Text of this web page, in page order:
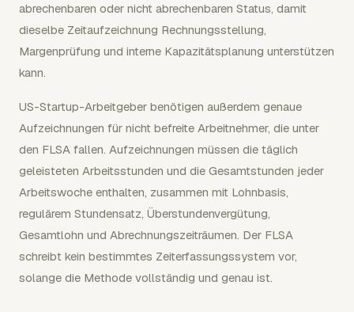
abrechenbaren oder nicht abrechenbaren Status, damit
dieselbe Zeitaufzeichnung Rechnungsstellung,
Margenprüfung und interne Kapazitätsplanung unterstützen
kann.
US-Startup-Arbeitgeber benötigen außerdem genaue
Aufzeichnungen für nicht befreite Arbeitnehmer, die unter
den FLSA fallen. Aufzeichnungen müssen die täglich
geleisteten Arbeitsstunden und die Gesamtstunden jeder
Arbeitswoche enthalten, zusammen mit Lohnbasis,
regulärem Stundensatz, Überstundenvergütung,
Gesamtlohn und Abrechnungszeiträumen. Der FLSA
schreibt kein bestimmtes Zeiterfassungssystem vor,
solange die Methode vollständig und genau ist.